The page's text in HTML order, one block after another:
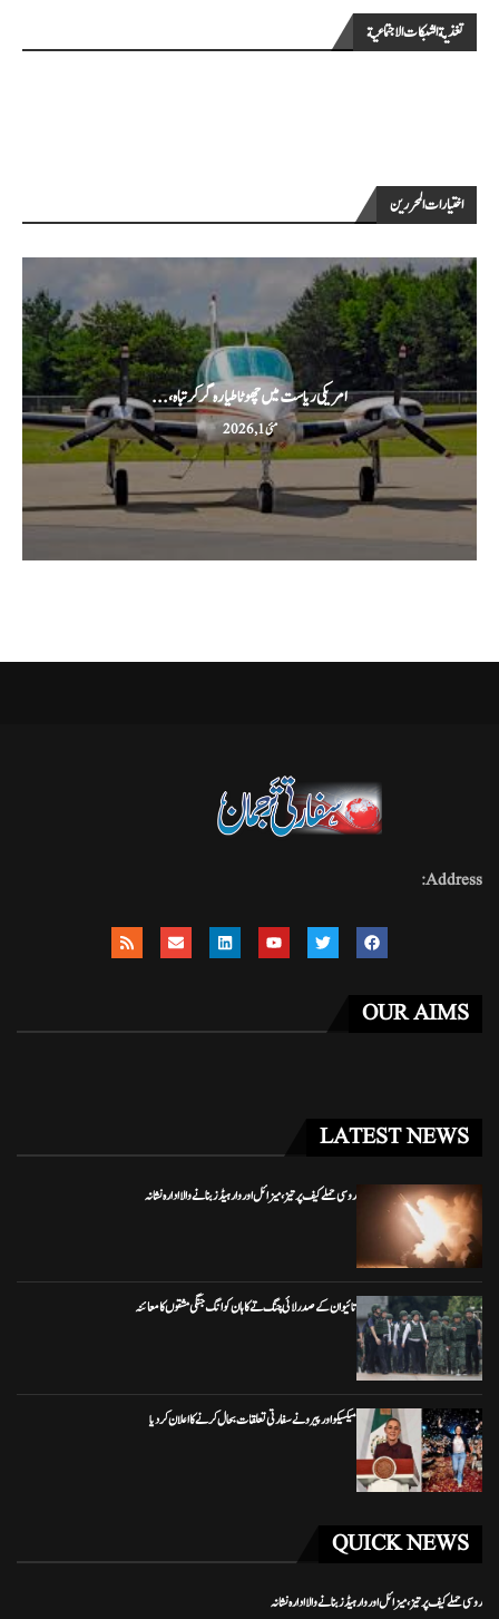
تغذية الشبكات الاجتماعية
اختيارات المحررين
امریکی ریاست میں چھوٹا طیارہ گر کر تباہ،...
مئی 1, 2026
Address:
OUR AIMS
LATEST NEWS
روسی حملے کیف پر تیز، میزائل اور وار ہیڈز بنانے والا ادارہ نشانہ
تائیوان کے صدر لائی چنگ تے کا ہان کوانگ جنگی مشقوں کا معائنہ
میکسیکو اور پیرو نے سفارتی تعلقات بحال کرنے کا اعلان کر دیا
QUICK NEWS
روسی حملے کیف پر تیز، میزائل اور وار ہیڈز بنانے والا ادارہ نشانہ